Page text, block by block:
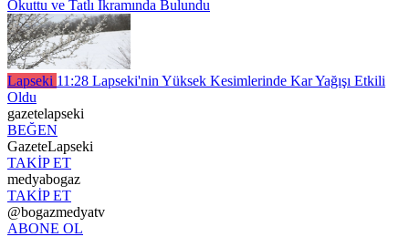
Okuttu ve Tatlı İkramında Bulundu
Lapseki 11:28 Lapseki'nin Yüksek Kesimlerinde Kar Yağışı Etkili
Oldu
gazetelapseki
BEĞEN
GazeteLapseki
TAKİP ET
medyabogaz
TAKİP ET
@bogazmedyatv
ABONE OL